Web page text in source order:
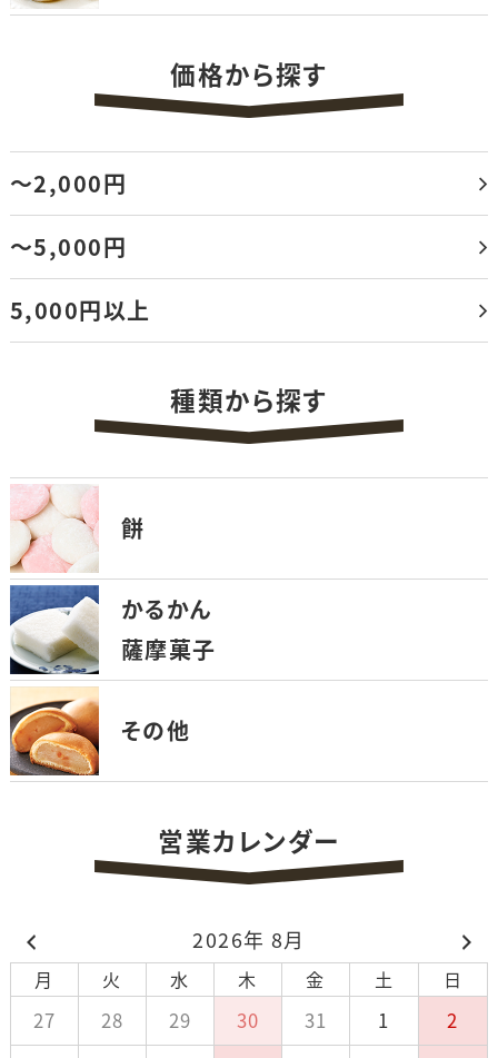
価格から探す
～2,000円
～5,000円
5,000円以上
種類から探す
餅
かるかん
薩摩菓子
その他
営業カレンダー
2026年 8月
月 火 水 木 金 土
日
27
28 29 30 31 1
2